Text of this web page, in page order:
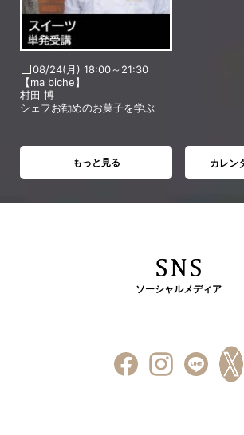
08/24(月) 18:00～21:30
【ma biche】
村田 博
シェフお勧めのお菓子を学ぶ
もっと見る カレン
ソーシャルメディア